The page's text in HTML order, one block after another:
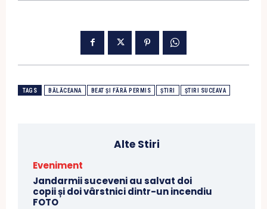
TAGS BĂLĂCEANA BEAT ȘI FĂRĂ PERMIS ȘTIRI ȘTIRI SUCEAVA
Alte Stiri
Eveniment
Jandarmii suceveni au salvat doi
copii și doi vârstnici dintr-un incendiu
FOTO